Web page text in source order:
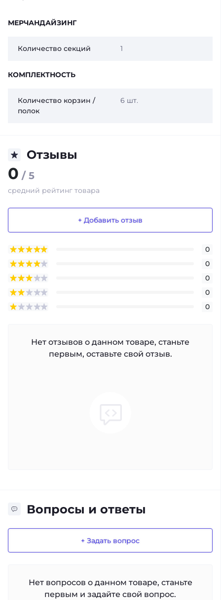
МЕРЧАНДАЙЗИНГ
Количество секций 1
КОМПЛЕКТНОСТЬ
Количество корзин /
полок
6 шт.
Отзывы
0 / 5
средний рейтинг товара
+ Добавить отзыв
0
0
0
0
0
Нет отзывов о данном товаре, станьте
первым, оставьте свой отзыв.
Вопросы и ответы
+ Задать вопрос
Нет вопросов о данном товаре, станьте
первым и задайте свой вопрос.